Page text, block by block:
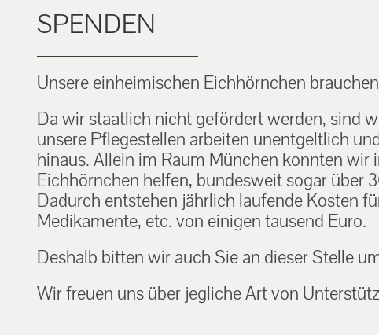
SPENDEN
Unsere einheimischen Eichhörnchen
Da wir staatlich nicht gefördert werden, sind
unsere Pflegestellen arbeiten unentgeltlich
hinaus. Allein im Raum München konnten wir
Eichhörnchen helfen, bundesweit sogar über
Dadurch entstehen jährlich laufende Kosten
Medikamente, etc. von einigen tausend Euro.
Deshalb bitten wir auch Sie an dieser Stelle
Wir freuen uns über jegliche Art von